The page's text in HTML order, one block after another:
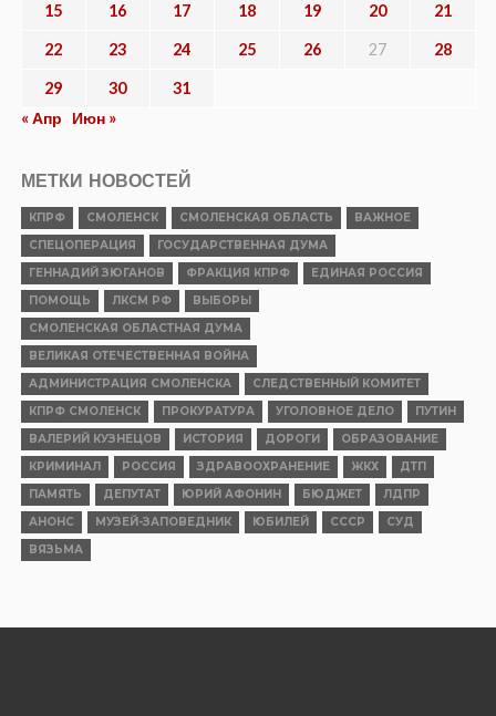
15 16 17 18 19 20 21
22 23 24 25 26 27 28
29 30
31
« Апр
Июн »
МЕТКИ НОВОСТЕЙ
КПРФ СМОЛЕНСК СМОЛЕНСКАЯ ОБЛАСТЬ
ВАЖНОЕ
СПЕЦОПЕРАЦИЯ
ГОСУДАРСТВЕННАЯ ДУМА
ГЕННАДИЙ ЗЮГАНОВ
ФРАКЦИЯ КПРФ
ЕДИНАЯ РОССИЯ
ПОМОЩЬ
ЛКСМ РФ
ВЫБОРЫ
СМОЛЕНСКАЯ ОБЛАСТНАЯ ДУМА
ВЕЛИКАЯ ОТЕЧЕСТВЕННАЯ ВОЙНА
АДМИНИСТРАЦИЯ СМОЛЕНСКА
СЛЕДСТВЕННЫЙ КОМИТЕТ
КПРФ СМОЛЕНСК
ПРОКУРАТУРА УГОЛОВНОЕ ДЕЛО
ПУТИН
ВАЛЕРИЙ КУЗНЕЦОВ
ИСТОРИЯ ДОРОГИ
ОБРАЗОВАНИЕ
КРИМИНАЛ
РОССИЯ ЗДРАВООХРАНЕНИЕ ЖКХ
ДТП
ПАМЯТЬ
ДЕПУТАТ ЮРИЙ АФОНИН БЮДЖЕТ
ЛДПР
АНОНС
МУЗЕЙ-ЗАПОВЕДНИК ЮБИЛЕЙ СССР
СУД
ВЯЗЬМА